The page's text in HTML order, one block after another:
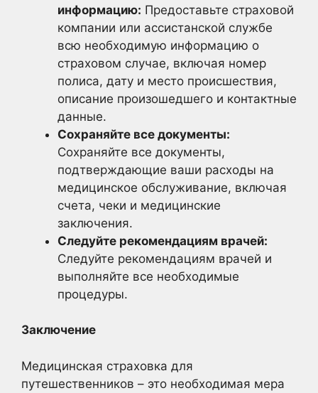
информацию: Предоставьте страховой
компании или ассистанской службе
всю необходимую информацию о
страховом случае, включая номер
полиса, дату и место происшествия,
описание произошедшего и контактные
данные.
Сохраняйте все документы:
Сохраняйте все документы,
подтверждающие ваши расходы на
медицинское обслуживание, включая
счета, чеки и медицинские
заключения.
Следуйте рекомендациям врачей:
Следуйте рекомендациям врачей и
выполняйте все необходимые
процедуры.
Заключение
Медицинская страховка для
путешественников – это необходимая мера